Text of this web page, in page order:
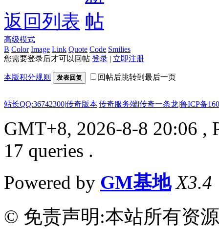
返回列表
高级模式
B Color Image Link Quote Code Smilies
您需要登录后才可以回帖 登录 | 立即注册
本版积分规则 发表回复 回帖后跳转到最后一页
站长QQ:36742300|传奇版本|传奇服务端|传奇一条龙|鲁ICP备
GMT+8, 2026-8-8 20:06 ,
17 queries .
Powered by GM基地 X3.4
© 免责声明:本站所有资